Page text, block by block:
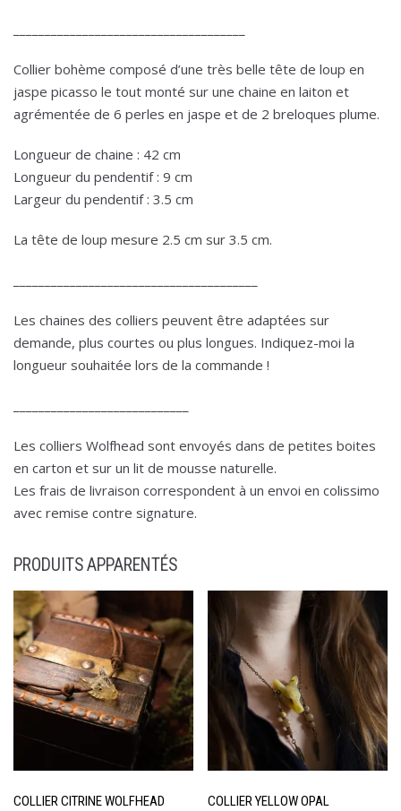
Collier bohème composé d’une très belle tête de loup en
jaspe picasso le tout monté sur une chaine en laiton et
agrémentée de 6 perles en jaspe et de 2 breloques plume.
Longueur de chaine : 42 cm
Longueur du pendentif : 9 cm
Largeur du pendentif : 3.5 cm
La tête de loup mesure 2.5 cm sur 3.5 cm.
Les chaines des colliers peuvent être adaptées sur
demande, plus courtes ou plus longues. Indiquez-moi la
longueur souhaitée lors de la commande !
Les colliers Wolfhead sont envoyés dans de petites boites
en carton et sur un lit de mousse naturelle.
Les frais de livraison correspondent à un envoi en colissimo
avec remise contre signature.
PRODUITS APPARENTÉS
COLLIER CITRINE WOLFHEAD
COLLIER YELLOW OPAL